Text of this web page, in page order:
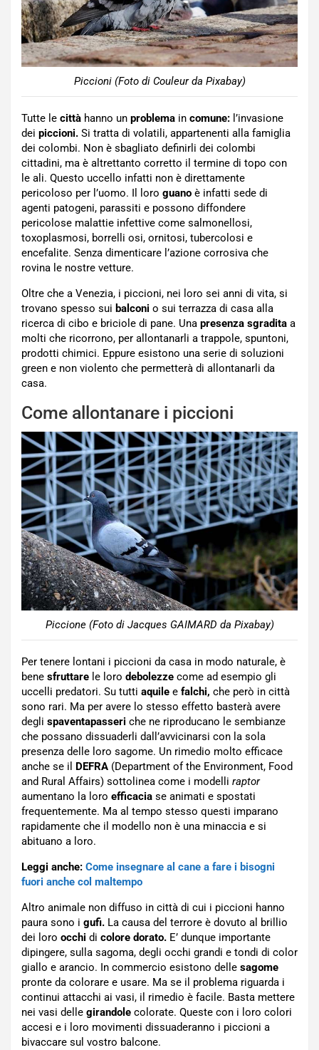
Piccioni (Foto di Couleur da Pixabay)
Tutte le città hanno un problema in comune: l’invasione
dei piccioni. Si tratta di volatili, appartenenti alla famiglia
dei colombi. Non è sbagliato definirli dei colombi
cittadini, ma è altrettanto corretto il termine di topo con
le ali. Questo uccello infatti non è direttamente
pericoloso per l’uomo. Il loro guano è infatti sede di
agenti patogeni, parassiti e possono diffondere
pericolose malattie infettive come salmonellosi,
toxoplasmosi, borrelli osi, ornitosi, tubercolosi e
encefalite. Senza dimenticare l’azione corrosiva che
rovina le nostre vetture.
Oltre che a Venezia, i piccioni, nei loro sei anni di vita, si
trovano spesso sui balconi o sui terrazza di casa alla
ricerca di cibo e briciole di pane. Una presenza sgradita a
molti che ricorrono, per allontanarli a trappole, spuntoni,
prodotti chimici. Eppure esistono una serie di soluzioni
green e non violento che permetterà di allontanarli da
casa.
Come allontanare i piccioni
Piccione (Foto di Jacques GAIMARD da Pixabay)
Per tenere lontani i piccioni da casa in modo naturale, è
bene sfruttare le loro debolezze come ad esempio gli
uccelli predatori. Su tutti aquile e falchi, che però in città
sono rari. Ma per avere lo stesso effetto basterà avere
degli spaventapasseri che ne riproducano le sembianze
che possano dissuaderli dall’avvicinarsi con la sola
presenza delle loro sagome. Un rimedio molto efficace
anche se il
DEFRA (Department of the Environment, Food
and Rural Affairs) sottolinea come i modelli raptor
aumentano la loro efficacia se animati e spostati
frequentemente. Ma al tempo stesso questi imparano
rapidamente che il modello non è una minaccia e si
abituano a loro.
Leggi anche: Come insegnare al cane a fare i bisogni
fuori anche col maltempo
Altro animale non diffuso in città di cui i piccioni hanno
paura sono i gufi. La causa del terrore è dovuto al brillio
dei loro occhi di colore dorato. E’ dunque importante
dipingere, sulla sagoma, degli occhi grandi e tondi di color
giallo e arancio. In commercio esistono delle sagome
pronte da colorare e usare. Ma se il problema riguarda i
continui attacchi ai vasi, il rimedio è facile. Basta mettere
nei vasi delle girandole colorate. Queste con i loro colori
accesi e i loro movimenti dissuaderanno i piccioni a
bivaccare sul vostro balcone.